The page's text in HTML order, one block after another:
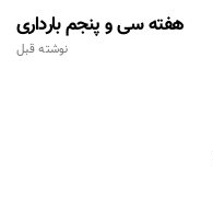
هفته سی و پنجم بارداری
نوشته قبل